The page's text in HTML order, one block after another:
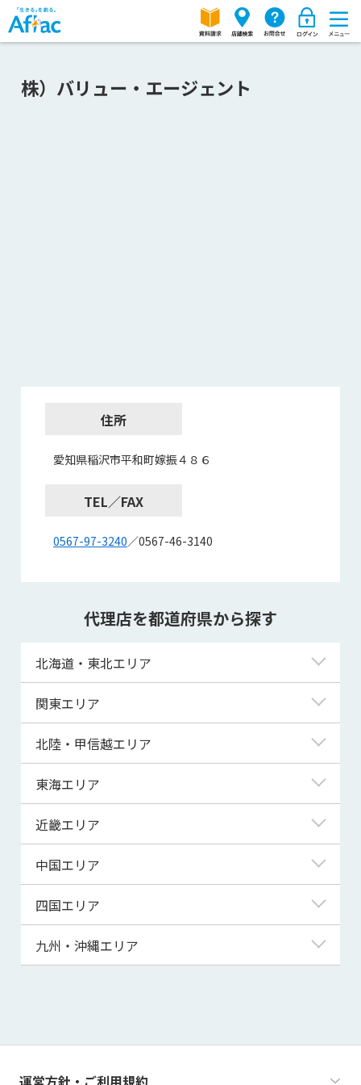
株）バリュー・エージェント
住所
愛知県稲沢市平和町嫁振４８６
TEL／FAX
0567-97-3240／0567-46-3140
代理店を都道府県から探す
北海道・東北エリア
北海道
青森県
宮城県
秋田県
山形県
関東エリア
東京都
神奈川県
埼玉県
千葉県
茨城県
群馬県
北陸・甲信越エリア
新潟県
富山県
福井県
山梨県
長野県
東海エリア
岐阜県
静岡県
三重県
近畿エリア
滋賀県
京都府
大阪府
兵庫県
和歌山県
中国エリア
鳥取県
島根県
山口県
四国エリア
徳島県
高知県
九州・沖縄エリア
運営方針・ご利用規約